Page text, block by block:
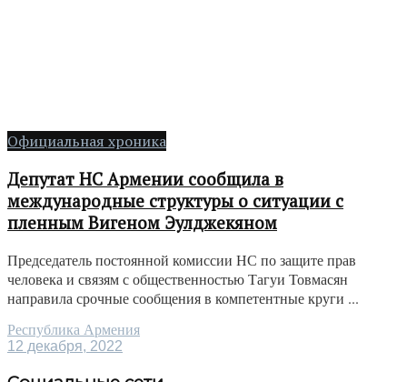
Официальная хроника
Депутат НС Армении сообщила в
международные структуры о ситуации с
пленным Вигеном Эулджекяном
Председатель постоянной комиссии НС по защите прав
человека и связям с общественностью Тагуи Товмасян
направила срочные сообщения в компетентные круги ...
Республика Армения
12 декабря, 2022